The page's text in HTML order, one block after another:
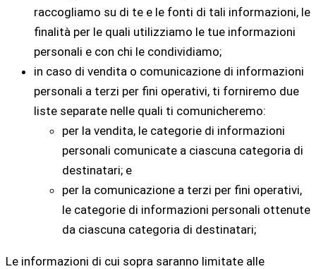
raccogliamo su di te e le fonti di tali informazioni, le
finalità per le quali utilizziamo le tue informazioni
personali e con chi le condividiamo;
in caso di vendita o comunicazione di informazioni
personali a terzi per fini operativi, ti forniremo due
liste separate nelle quali ti comunicheremo:
per la vendita, le categorie di informazioni
personali comunicate a ciascuna categoria di
destinatari; e
per la comunicazione a terzi per fini operativi,
le categorie di informazioni personali ottenute
da ciascuna categoria di destinatari;
Le informazioni di cui sopra saranno limitate alle